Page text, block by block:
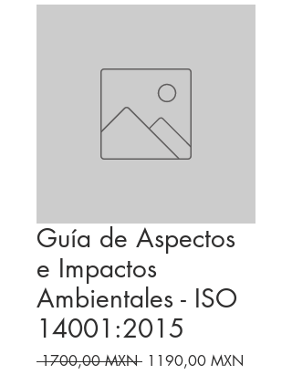
Guía de Aspectos
e Impactos
Ambientales - ISO
14001:2015
1700,00 MXN Precio
1190,00 MXN